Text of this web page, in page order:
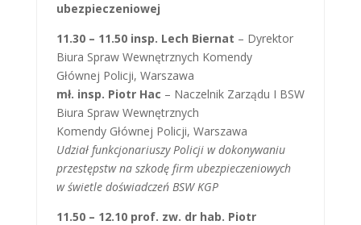
ubezpieczeniowej
11.30 – 11.50 insp. Lech Biernat – Dyrektor
Biura Spraw Wewnętrznych Komendy
Głównej Policji, Warszawa
mł. insp. Piotr Hac – Naczelnik Zarządu I BSW
Biura Spraw Wewnętrznych
Komendy Głównej Policji, Warszawa
Udział funkcjonariuszy Policji w dokonywaniu
przestępstw na szkodę firm ubezpieczeniowych
w świetle doświadczeń BSW KGP
11.50 – 12.10 prof. zw. dr hab. Piotr